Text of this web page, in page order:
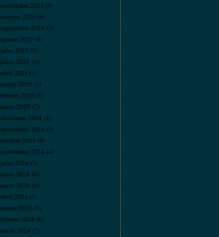
noviembre 2025 (9)
octubre 2025 (6)
septiembre 2025 (3)
agosto 2025 (4)
julio 2025 (3)
junio 2025 (3)
abril 2025 (1)
marzo 2025 (2)
febrero 2025 (3)
enero 2025 (2)
diciembre 2024 (4)
noviembre 2024 (3)
octubre 2024 (4)
septiembre 2024 (4)
julio 2024 (3)
junio 2024 (6)
mayo 2024 (4)
abril 2024 (5)
marzo 2024 (5)
febrero 2024 (6)
enero 2024 (5)